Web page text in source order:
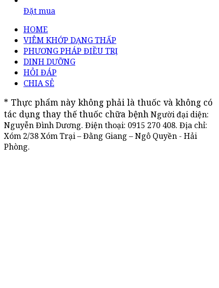
Đặt mua
HOME
VIÊM KHỚP DẠNG THẤP
PHƯƠNG PHÁP ĐIỀU TRỊ
DINH DƯỠNG
HỎI ĐÁP
CHIA SẺ
* Thực phẩm này không phải là thuốc và không có
tác dụng thay thế thuốc chữa bệnh Người đại diện:
Nguyễn Đình Dương. Điện thoại: 0915 270 408. Địa chỉ:
Xóm 2/38 Xóm Trại – Đằng Giang – Ngô Quyền - Hải
Phòng.